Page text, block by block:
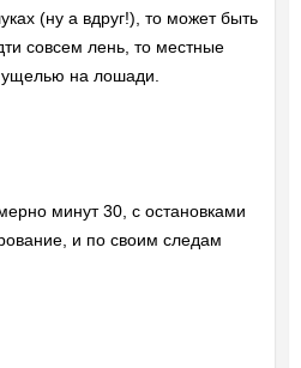
(ну а вдруг!), то может быть
совсем лень, то местные
ущелью на лошади.
минут 30, с остановками
и по своим следам